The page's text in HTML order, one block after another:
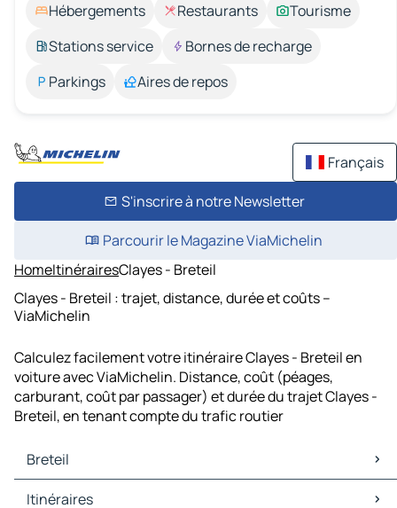
Hébergements Restaurants
Tourisme
Stations service
Bornes de recharge
Parkings
Aires de repos
Français
S'inscrire à notre Newsletter
Parcourir le Magazine ViaMichelin
HomeItinérairesClayes - Breteil
Clayes - Breteil : trajet, distance, durée et coûts –
ViaMichelin
Calculez facilement votre itinéraire Clayes - Breteil en
voiture avec ViaMichelin. Distance, coût (péages,
carburant, coût par passager) et durée du trajet Clayes -
Breteil, en tenant compte du trafic routier
Breteil
Breteil Cartes et plans
Itinéraires